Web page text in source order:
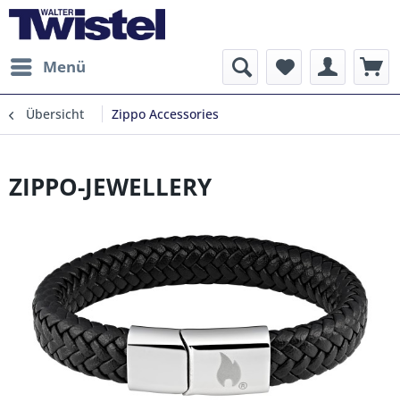
Menü
Übersicht Zippo Accessories
ZIPPO-JEWELLERY